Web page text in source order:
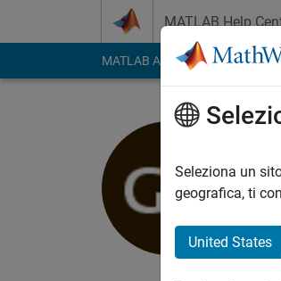
MATLAB Help
MATLAB Answers File
Seleziona un
geografica, ti
United States